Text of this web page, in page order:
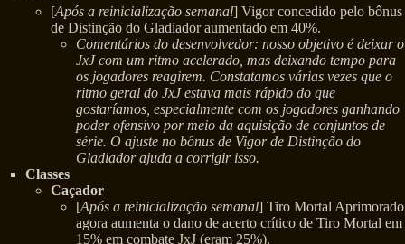
[Após a reinicialização semanal] Vigor concedido pelo bônus
de Distinção do Gladiador aumentado em 40%.
Comentários do desenvolvedor: nosso objetivo é deixar o
JxJ com um ritmo acelerado, mas deixando tempo para
os jogadores reagirem. Constatamos várias vezes que o
ritmo geral do JxJ estava mais rápido do que
gostaríamos, especialmente com os jogadores ganhando
poder ofensivo por meio da aquisição de conjuntos de
série. O ajuste no bônus de Vigor de Distinção do
Gladiador ajuda a corrigir isso.
Classes
Caçador
[Após a reinicialização semanal] Tiro Mortal Aprimorado
agora aumenta o dano de acerto crítico de Tiro Mortal em
15% em combate JxJ (eram 25%).